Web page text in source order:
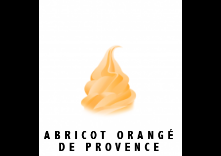
ABRICOT ORANGÉ
DE PROVENCE